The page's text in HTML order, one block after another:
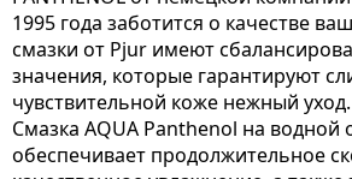
1995 года заботится о качестве
смазки от Pjur имеют
значения, которые гарантируют
чувствительной коже нежный уход.
Смазка AQUA Panthenol на водной
обеспечивает продолжительное